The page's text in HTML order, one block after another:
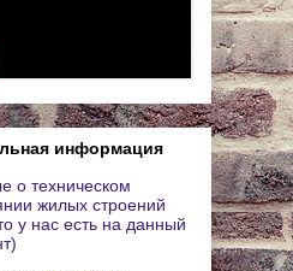
информация
о техническом
жилых строений
у нас есть на данный